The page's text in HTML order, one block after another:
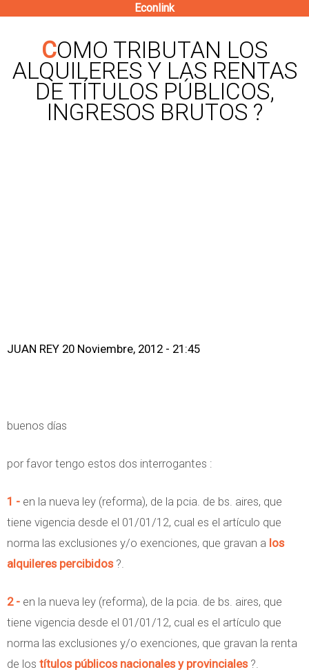
contenido
principal
Econlink
COMO TRIBUTAN LOS
ALQUILERES Y LAS RENTAS
DE TÍTULOS PÚBLICOS,
INGRESOS BRUTOS ?
JUAN REY 20 Noviembre, 2012 - 21:45
buenos días
por favor tengo estos dos interrogantes :
1 - en la nueva ley (reforma), de la pcia. de bs. aires, que
tiene vigencia desde el 01/01/12, cual es el artículo que
norma las exclusiones y/o exenciones, que gravan a los
alquileres percibidos ?.
2 - en la nueva ley (reforma), de la pcia. de bs. aires, que
tiene vigencia desde el 01/01/12, cual es el artículo que
norma las exclusiones y/o exenciones, que gravan la renta
de los títulos públicos nacionales y provinciales?.